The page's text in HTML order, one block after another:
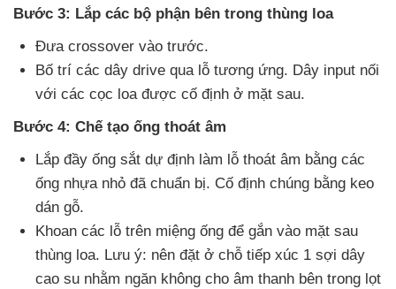
Bước 3: Lắp các bộ phận bên trong thùng loa
Đưa crossover vào trước.
Bố trí các dây drive qua lỗ tương ứng. Dây input nối
với các cọc loa được cố định ở mặt sau.
Bước 4: Chế tạo ống thoát âm
Lắp đầy ống sắt dự định làm lỗ thoát âm bằng các
ống nhựa nhỏ đã chuẩn bị. Cố định chúng bằng keo
dán gỗ.
Khoan các lỗ trên miệng ống để gắn vào mặt sau
thùng loa. Lưu ý: nên đặt ở chỗ tiếp xúc 1 sợi dây
cao su nhằm ngăn không cho âm thanh bên trong lọt